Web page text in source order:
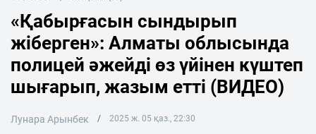
«Қабырғасын сындырып
жіберген»: Алматы облысында
полицей әжейді өз үйінен күштеп
шығарып, жазым етті (ВИДЕО)
Лунара Арынбек 2025 ж. 05 қаз., 22:30